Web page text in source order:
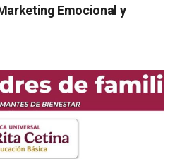
Emocional y